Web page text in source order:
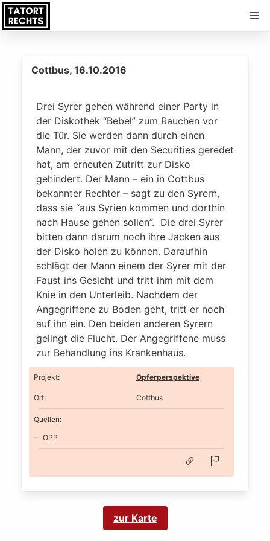
Cottbus, 16.10.2016
Drei Syrer gehen während einer Party in
der Diskothek “Bebel” zum Rauchen vor
die Tür. Sie werden dann durch einen
Mann, der zuvor mit den Securities geredet
hat, am erneuten Zutritt zur Disko
gehindert. Der Mann – ein in Cottbus
bekannter Rechter – sagt zu den Syrern,
dass sie “aus Syrien kommen und dorthin
nach Hause gehen sollen”. Die drei Syrer
bitten dann darum noch ihre Jacken aus
der Disko holen zu können. Daraufhin
schlägt der Mann einem der Syrer mit der
Faust ins Gesicht und tritt ihm mit dem
Knie in den Unterleib. Nachdem der
Angegriffene zu Boden geht, tritt er noch
auf ihn ein. Den beiden anderen Syrern
gelingt die Flucht. Der Angegriffene muss
zur Behandlung ins Krankenhaus.
Projekt: Opferperspektive
Ort: Cottbus
Quellen:
OPP
zur Karte